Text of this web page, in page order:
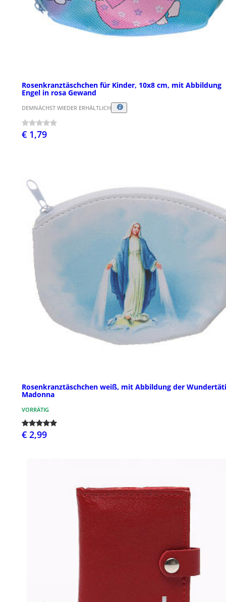
Rosenkranztäschchen für Kinder, 10x8 cm, mit Abbildung
Engel in rosa Gewand
DEMNÄCHST WIEDER ERHÄLTLICH
€ 1,79
Rosenkranztäschchen weiß, mit Abbildung der
Madonna
VORRÄTIG
€ 2,99